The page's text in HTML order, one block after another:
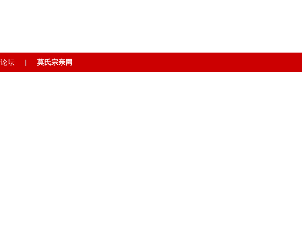
论坛 | 莫氏宗亲网